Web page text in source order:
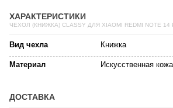
ХАРАКТЕРИСТИКИ
ЧЕХОЛ (КНИЖКА) CLASSY ДЛЯ XIAOMI REDMI NOTE 14
Вид чехла Книжка
Материал Искусственная кожа
ДОСТАВКА